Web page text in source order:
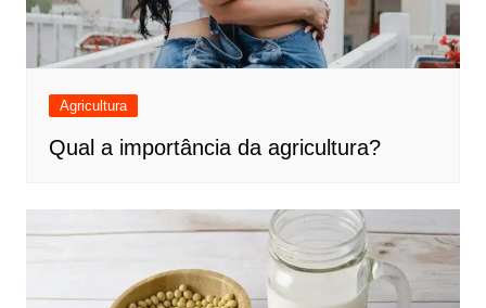
Agricultura
Qual a importância da agricultura?